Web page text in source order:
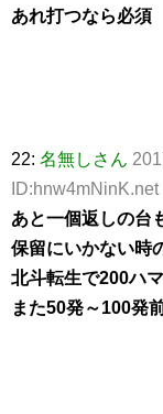
あれ打つなら必須
22: 名無しさん
ID:hnw4mNinK.net
あと一個返しの台
保留にいかない時
北斗転生で200ハ
また50発～100発